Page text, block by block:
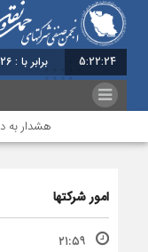
5:22:24 برابر با : Friday - 7 August - 2026
هشدار به
امور شرکتها
۲۱:۵۹